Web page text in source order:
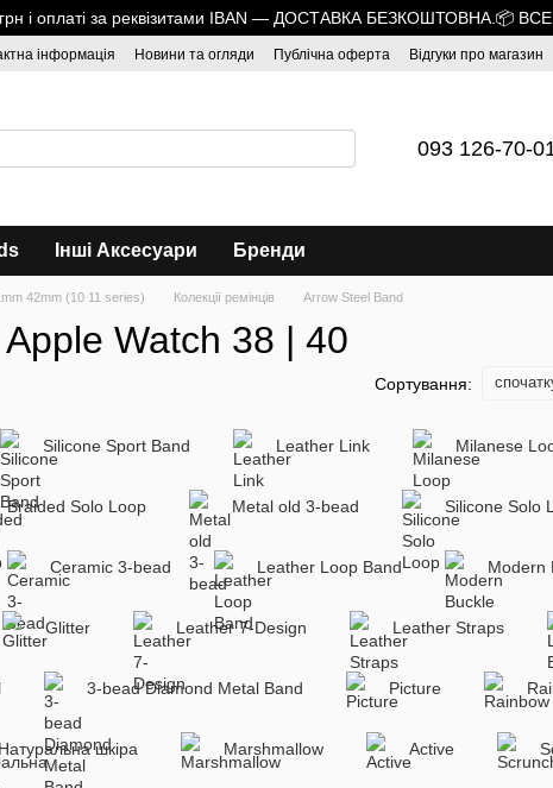
грн і оплаті за реквізитами IBAN — ДОСТАВКА БЕЗКОШТОВНА.📦
інформація Новини та огляди Публічна оферта Відгуки про магазин
093 126-70-
Інші Аксесуари Бренди
42mm (10 11 series) Колекції ремінців Arrow Steel Band
Watch 38 | 40
Сортування:
Silicone Sport Band Leather Link Milanese
Braided Solo Loop Metal old 3-bead Silicone Solo
Ceramic 3-bead Leather Loop Band Modern
Glitter Leather 7-Design Leather Straps
3-bead Diamond Metal Band Picture
Натуральна шкіра Marshmallow Active